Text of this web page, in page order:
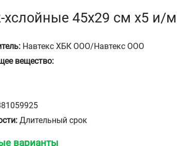
45х29 см х5 и/м
Навтекс ХБК ООО/Навтекс ООО
вещество:
Длительный срок
варианты